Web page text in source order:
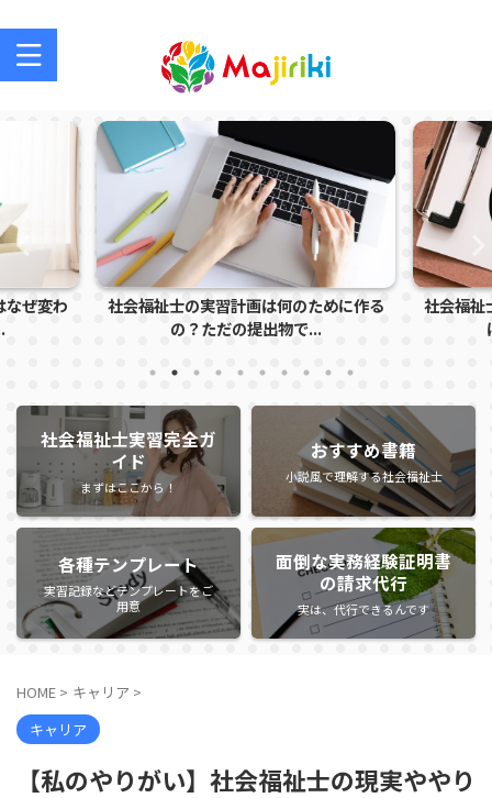
なぜ変わ
社会福祉士の実習計画は何のために作る
の？ただの提出物で...
社会福祉
社会福祉士実習完全ガ
イド
まずはここから！
おすすめ書籍
小説風で理解する社会福祉士
各種テンプレート
実習記録などテンプレートをご
用意
面倒な実務経験証明書
の請求代行
実は、代行できるんです
HOME > キャリア >
キャリア
【私のやりがい】社会福祉士の現実ややり